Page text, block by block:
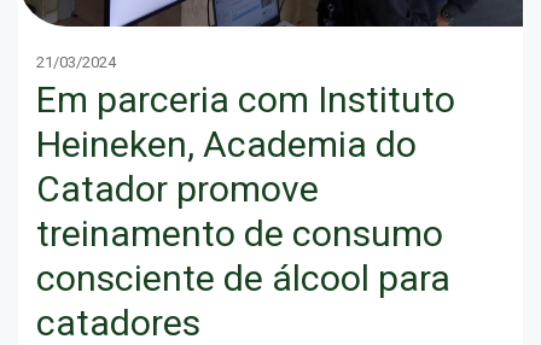
21/03/2024
Em parceria com Instituto
Heineken, Academia do
Catador promove
treinamento de consumo
consciente de álcool para
catadores